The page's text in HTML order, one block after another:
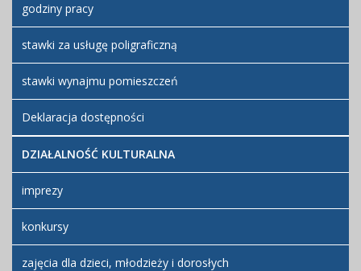
godziny pracy
stawki za usługę poligraficzną
stawki wynajmu pomieszczeń
Deklaracja dostępności
DZIAŁALNOŚĆ KULTURALNA
imprezy
konkursy
zajęcia dla dzieci, młodzieży i dorosłych